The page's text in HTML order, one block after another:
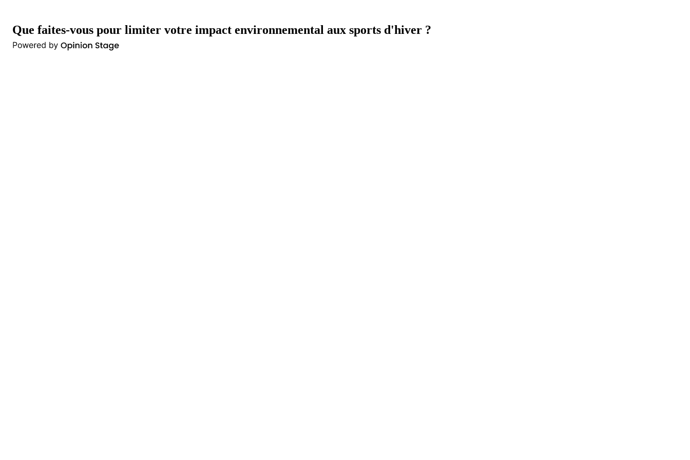
Que faites-vous pour limiter votre impact environnemental aux sports d'hiver ?